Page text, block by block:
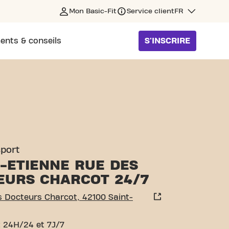
Mon Basic-Fit Service client FR
& conseils S'INSCRIRE
SAINT-ÉTIENNE
ETIENNE RUE DES
CHARCOT 24/7
Docteurs Charcot, 42100 Saint-
24H/24 et 7J/7